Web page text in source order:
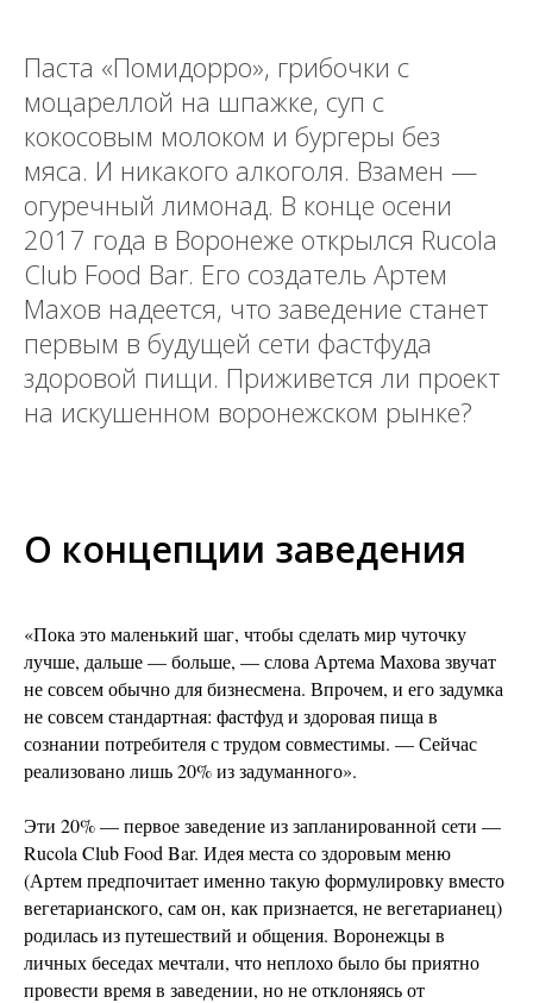
Паста «Помидорро», грибочки с
моцареллой на шпажке, суп с
кокосовым молоком и бургеры без
мяса. И никакого алкоголя. Взамен —
огуречный лимонад. В конце осени
2017 года в Воронеже открылся Rucola
Club Food Bar. Его создатель Артем
Махов надеется, что заведение станет
первым в будущей сети фастфуда
здоровой пищи. Приживется ли проект
на искушенном воронежском рынке?
О концепции заведения
«Пока это маленький шаг, чтобы сделать мир чуточку
лучше, дальше — больше, — слова Артема Махова звучат
не совсем обычно для бизнесмена. Впрочем, и его задумка
не совсем стандартная: фастфуд и здоровая пища в
сознании потребителя с трудом совместимы. — Сейчас
реализовано лишь 20% из задуманного».
Эти 20% — первое заведение из запланированной сети —
Rucola Club Food Bar. Идея места со здоровым меню
(Артем предпочитает именно такую формулировку вместо
вегетарианского, сам он, как признается, не вегетарианец)
родилась из путешествий и общения. Воронежцы в
личных беседах мечтали, что неплохо было бы приятно
провести время в заведении, но не отклоняясь от